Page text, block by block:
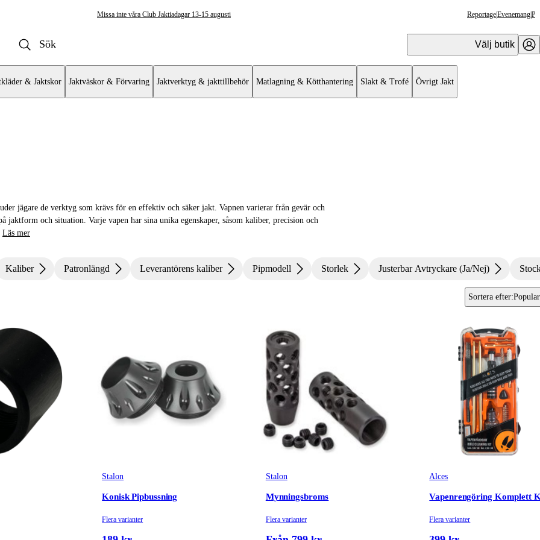
Missa inte våra Club Jaktiadagar 13-15 augusti ReportageEvenemang
Välj butik
& Jaktskor Jaktväskor & Förvaring Jaktverktyg & jakttillbehör Matlagning & Kötthantering Slakt & Trofé Övrigt Jakt
jägare de verktyg som krävs för en effektiv och säker jakt. Vapnen varierar från gevär och
jaktform och situation. Varje vapen har sina unika egenskaper, såsom kaliber, precision och
Läs mer
Kaliber Patronlängd Leverantörens kaliber Pipmodell Storlek Justerbar Avtryckare (Ja/Nej)
Sortera efter:
Stalon
Konisk Pipbussning
Flera varianter
Stalon
Mynningsbroms
Flera varianter
Alces
Vapenrengöring Komplett
Flera varianter